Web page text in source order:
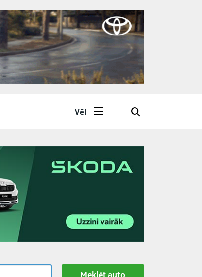
Vēl 🔎
Meklēt auto